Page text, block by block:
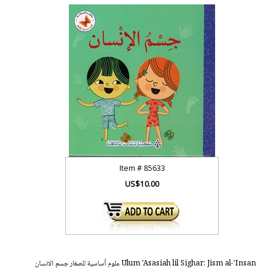
Item # 85633
US$10.00
Ulum 'Asasiah lil Sighar: Jism al-'Insan علوم أساسية للصغار جسم الانسان